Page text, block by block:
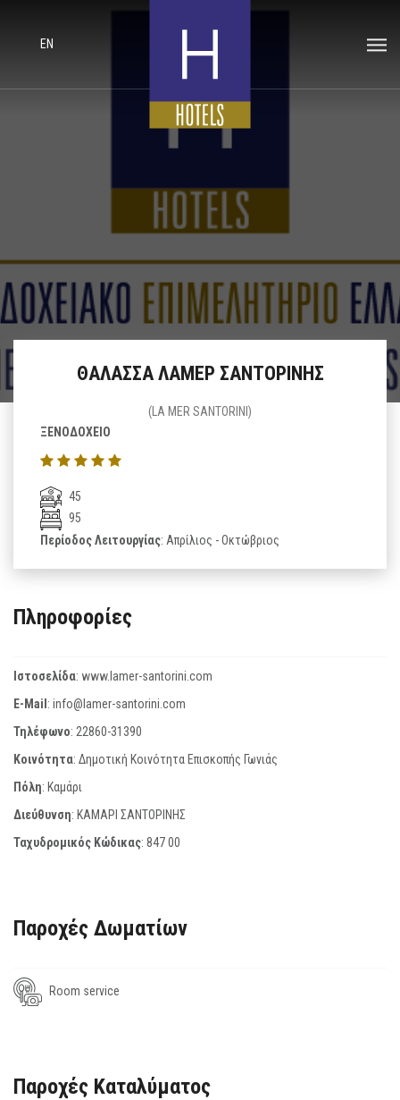
EN
ΘΑΛΑΣΣΑ ΛΑΜΕΡ ΣΑΝΤΟΡΙΝΗΣ
(LA MER SANTORINI)
ΞΕΝΟΔΟΧΕΙΟ
45
95
Περίοδος Λειτουργίας: Απρίλιος - Οκτώβριος
Πληροφορίες
Ιστοσελίδα: www.lamer-santorini.com
E-Mail: info@lamer-santorini.com
Τηλέφωνο: 22860-31390
Κοινότητα: Δημοτική Κοινότητα Επισκοπής Γωνιάς
Πόλη: Καμάρι
Διεύθυνση: ΚΑΜΑΡΙ ΣΑΝΤΟΡΙΝΗΣ
Ταχυδρομικός Κώδικας: 847 00
Παροχές Δωματίων
Room service
Παροχές Καταλύματος